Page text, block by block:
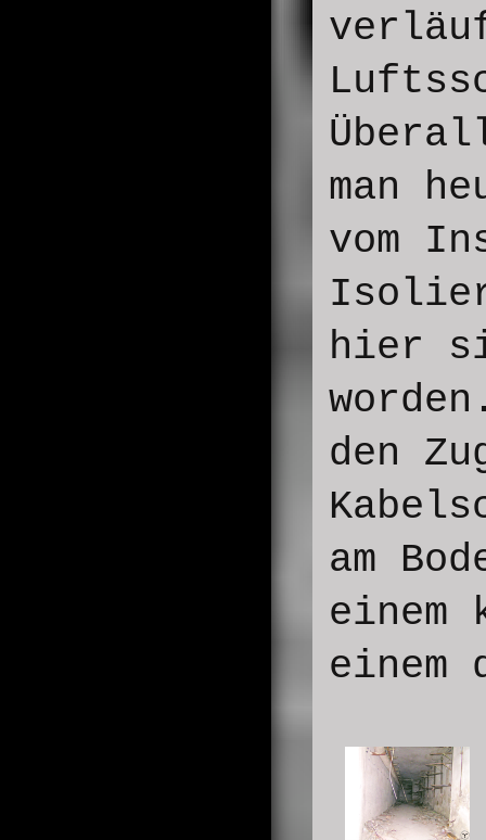
man
vom
hier
den
am
einem
einem